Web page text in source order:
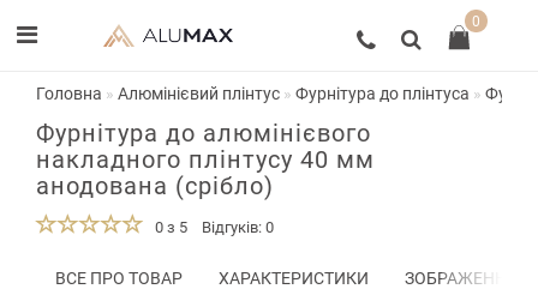
0
Головна Алюмінієвий плінтус Фурнітура до плінтуса
Фурнітура до алюмінієвого
накладного плінтусу 40 мм
анодована (срібло)
0 з 5 Відгуків: 0
ВСЕ ПРО ТОВАР ХАРАКТЕРИСТИКИ ЗОБРАЖЕННЯ